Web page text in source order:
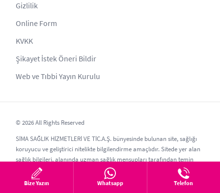
Gizlilik
Online Form
KVKK
Şikayet İstek Öneri Bildir
Web ve Tıbbi Yayın Kurulu
© 2026 All Rights Reserved
SİMA SAĞLIK HİZMETLERİ VE TİC.A.Ş. bünyesinde bulunan site, sağlığı
koruyucu ve geliştirici nitelikte bilgilendirme amaçlıdır. Sitede yer alan
sağlık bilgileri, alanında uzman sağlık mensupları tarafından temin
edilmiştir.
Gizlilik ilkesi gereği kopyalanamaz ve izinsiz paylaşılamaz olup, tüketici
Bize Yazın Whatsapp Telefon